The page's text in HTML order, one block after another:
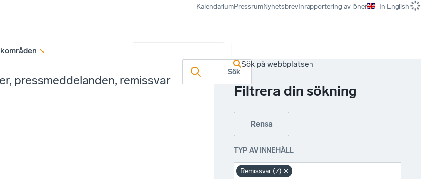
KalendariumPressrumNyhetsbrevInrapportering av löner In English
Sök på webbplatsen
pressmeddelanden, remissvar
Filtrera din sökning
Rensa
TYP AV INNEHÅLL
Remissvar (7)
Sök